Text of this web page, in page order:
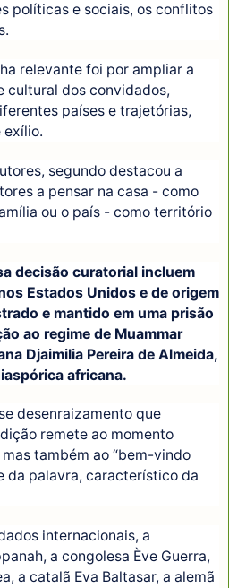
políticas e sociais, os conflitos
relevante foi por ampliar a
cultural dos convidados,
países e trajetórias,
exílio.
segundo destacou a
a pensar na casa - como
ou o país - como território
decisão curatorial incluem
Estados Unidos e de origem
e mantido em uma prisão
ao regime de Muammar
Djaimilia Pereira de Almeida,
africana.
desenraizamento que
remete ao momento
também ao “bem-vindo
da palavra, característico da
internacionais, a
a congolesa Ève Guerra,
a catalã Eva Baltasar, a alemã